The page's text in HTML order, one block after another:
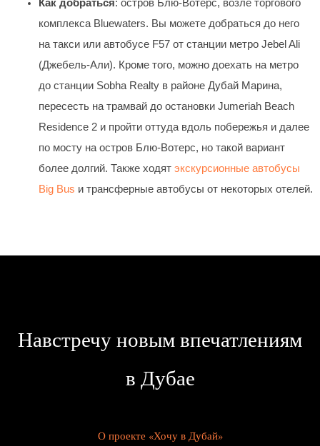
Как добраться: остров Блю-Вотерс, возле торгового
комплекса Bluewaters. Вы можете добраться до него
на такси или автобусе F57 от станции метро Jebel Ali
(Джебель-Али). Кроме того, можно доехать на метро
до станции Sobha Realty в районе Дубай Марина,
пересесть на трамвай до остановки Jumeriah Beach
Residence 2 и пройти оттуда вдоль побережья и далее
по мосту на остров Блю-Вотерс, но такой вариант
более долгий. Также ходят экскурсионные автобусы
Big Bus и трансферные автобусы от некоторых отелей.
Навстречу новым впечатлениям
в Дубае
О проекте «Хочу в Дубай»